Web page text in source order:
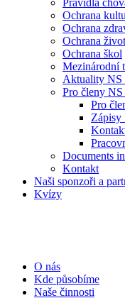
Pravidla
Ochrana
Ochrana
Ochrana
Ochrana škol
Mezinárodní
Aktuality NS
Pro členy
Pro
Documents
Kontakt
Naši sponzoři a
Kvízy
O nás
Kde působíme
Naše činnosti